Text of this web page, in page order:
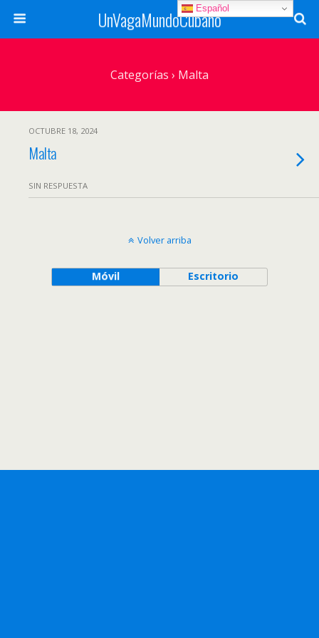
UnVagaMundoCubano
Categorías › Malta
OCTUBRE 18, 2024
Malta
SIN RESPUESTA
Volver arriba
Móvil Escritorio
Español